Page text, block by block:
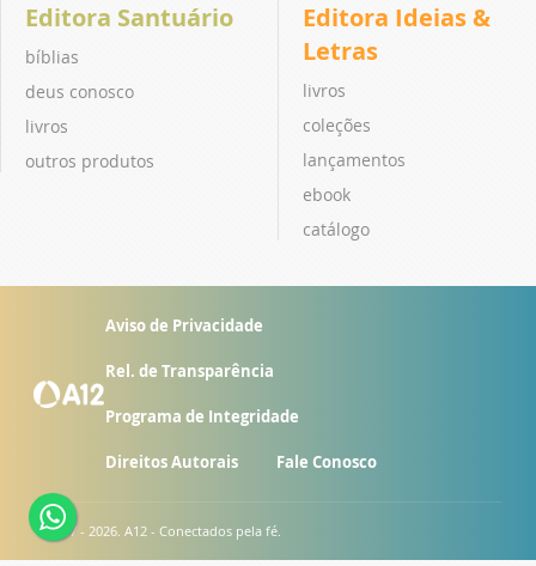
Editora Santuário
bíblias
deus conosco
livros
outros produtos
Editora Ideias &
Letras
livros
coleções
lançamentos
ebook
catálogo
Aviso de Privacidade
Rel. de Transparência
Programa de Integridade
Direitos Autorais Fale Conosco
© 2007 - 2026. A12 - Conectados pela fé.